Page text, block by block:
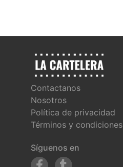
Contactanos
Nosotros
Política de privacidad
Términos y condiciones
Síguenos en